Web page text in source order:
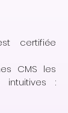
certifiée
CMS les
intuitives :